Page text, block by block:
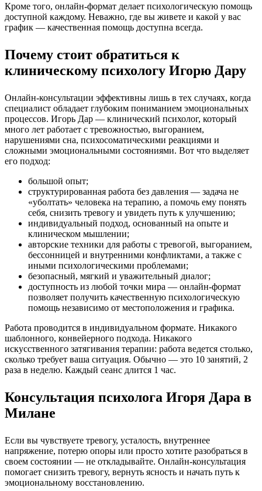
Кроме того, онлайн-формат делает психологическую помощь
доступной каждому. Неважно, где вы живете и какой у вас
график — качественная помощь доступна всегда.
Почему стоит обратиться к
клиническому психологу Игорю Дару
Онлайн-консультации эффективны лишь в тех случаях, когда
специалист обладает глубоким пониманием эмоциональных
процессов. Игорь Дар — клинический психолог, который
много лет работает с тревожностью, выгоранием,
нарушениями сна, психосоматическими реакциями и
сложными эмоциональными состояниями. Вот что выделяет
его подход:
большой опыт;
структурированная работа без давления — задача не
«уболтать» человека на терапию, а помочь ему понять
себя, снизить тревогу и увидеть путь к улучшению;
индивидуальный подход, основанный на опыте и
клиническом мышлении;
авторские техники для работы с тревогой, выгоранием,
бессонницей и внутренними конфликтами, а также с
иными психологическими проблемами;
безопасный, мягкий и уважительный диалог;
доступность из любой точки мира — онлайн-формат
позволяет получить качественную психологическую
помощь независимо от местоположения и графика.
Работа проводится в индивидуальном формате. Никакого
шаблонного, конвейерного подхода. Никакого
искусственного затягивания терапии: работа ведется столько,
сколько требует ваша ситуация. Обычно — это 10 занятий, 2
раза в неделю. Каждый сеанс длится 1 час.
Консультация психолога Игоря Дара в
Милане
Если вы чувствуете тревогу, усталость, внутреннее
напряжение, потерю опоры или просто хотите разобраться в
своем состоянии — не откладывайте. Онлайн-консультация
помогает снизить тревогу, вернуть ясность и начать путь к
эмоциональному восстановлению.